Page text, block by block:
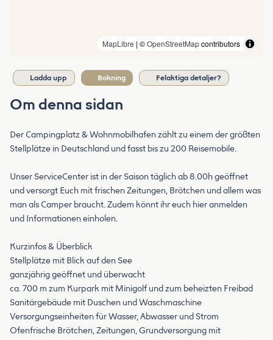
MapLibre | ©OpenStreetMapcontributors
Ladda upp Bokning Felaktiga detaljer?
Om denna sidan
Der Campingplatz & Wohnmobilhafen zählt zu einem der größten
Stellplätze in Deutschland und fasst bis zu 200 Reisemobile.
Unser ServiceCenter ist in der Saison täglich ab 8.00h geöffnet
und versorgt Euch mit frischen Zeitungen, Brötchen und allem was
man als Camper braucht. Zudem könnt ihr euch hier anmelden
und Informationen einholen.
Kurzinfos & Überblick
Stellplätze mit Blick auf den See
ganzjährig geöffnet und überwacht
ca. 700 m zum Kurpark mit Minigolf und zum beheizten Freibad
Sanitärgebäude mit Duschen und Waschmaschine
Versorgungseinheiten für Wasser, Abwasser und Strom
Ofenfrische Brötchen, Zeitungen, Grundversorgung mit